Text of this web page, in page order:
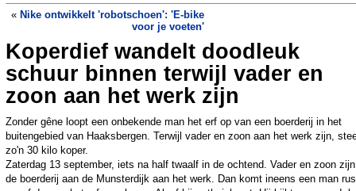
« Nike ontwikkelt 'robotschoen': 'E-bike
voor je voeten'
OM: Welk familielid gaat nu met een
mes op zak naar de eindmusical van
een basisschool?»
Koperdief wandelt doodleuk
schuur binnen terwijl vader en
zoon aan het werk zijn
Zonder gêne loopt een onbekende man het erf op van een boerderij in het
buitengebied van Haaksbergen. Terwijl vader en zoon aan het werk zijn,
zo'n 30 kilo koper.
Zaterdag 13 september, iets na half twaalf in de ochtend. Vader en zoon
de boerderij aan de Munsterdijk aan het werk. Dan komt ineens een man